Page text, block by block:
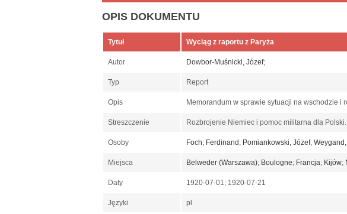
OPIS DOKUMENTU
Tytuł Wyciąg z raportu z Paryża
Autor Dowbor-Muśnicki, Józef;
Typ Report
Opis Memorandum w sprawie sytuacji na wschodzie
Streszczenie Rozbrojenie Niemiec i pomoc militarna dla Polski.
Osoby Foch, Ferdinand ; Pomiankowski, Józef;
Miejsca Belweder (Warszawa); Boulogne; Francja; Kijów;
Daty 1920-07-01; 1920-07-21
Języki pl